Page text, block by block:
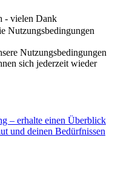
- vielen Dank
Nutzungsbedingungen
Nutzungsbedingungen
sich jederzeit wieder
– erhalte einen Überblick
und deinen Bedürfnissen